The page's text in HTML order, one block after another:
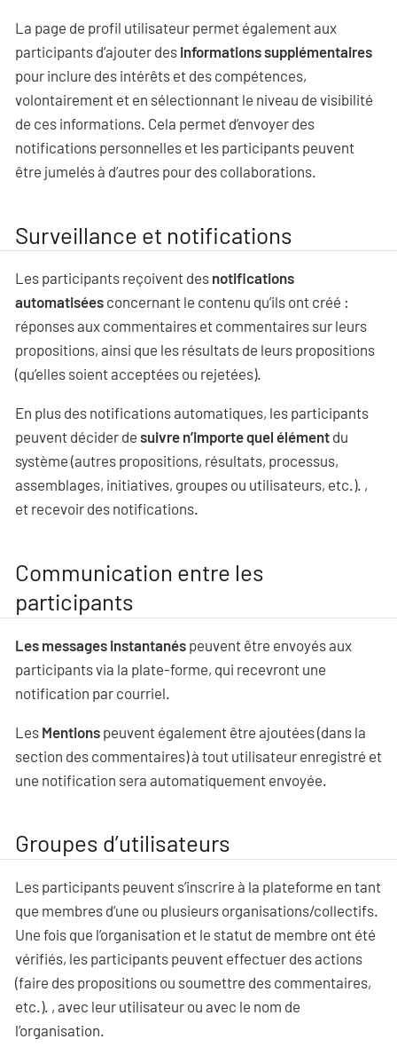
La page de profil utilisateur permet également aux
participants d’ajouter des informations supplémentaires
pour inclure des intérêts et des compétences,
volontairement et en sélectionnant le niveau de visibilité
de ces informations. Cela permet d’envoyer des
notifications personnelles et les participants peuvent
être jumelés à d’autres pour des collaborations.
Surveillance et notifications
Les participants reçoivent des notifications
automatisées concernant le contenu qu’ils ont créé :
réponses aux commentaires et commentaires sur leurs
propositions, ainsi que les résultats de leurs propositions
(qu’elles soient acceptées ou rejetées).
En plus des notifications automatiques, les participants
peuvent décider de suivre n’importe quel élément du
système (autres propositions, résultats, processus,
assemblages, initiatives, groupes ou utilisateurs, etc.). ,
et recevoir des notifications.
Communication entre les
participants
Les messages instantanés peuvent être envoyés aux
participants via la plate-forme, qui recevront une
notification par courriel.
Les Mentions peuvent également être ajoutées (dans la
section des commentaires) à tout utilisateur enregistré et
une notification sera automatiquement envoyée.
Groupes d’utilisateurs
Les participants peuvent s’inscrire à la plateforme en tant
que membres d’une ou plusieurs organisations/collectifs.
Une fois que l’organisation et le statut de membre ont été
vérifiés, les participants peuvent effectuer des actions
(faire des propositions ou soumettre des commentaires,
etc.). , avec leur utilisateur ou avec le nom de
l’organisation.